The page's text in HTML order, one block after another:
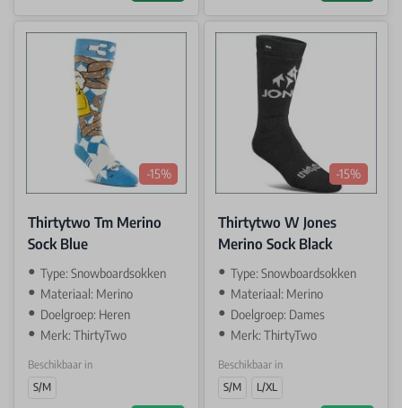
-15%
Thirtytwo Tm Merino
Sock Blue
Type: Snowboardsokken
Materiaal: Merino
Doelgroep: Heren
Merk: ThirtyTwo
Beschikbaar in
S/M
-15%
Thirtytwo W Jones
Merino Sock Black
Type: Snowboardsokken
Materiaal: Merino
Doelgroep: Dames
Merk: ThirtyTwo
Beschikbaar in
S/M
L/XL